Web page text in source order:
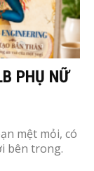
PHỤ NỮ
mệt mỏi, có
bên trong.